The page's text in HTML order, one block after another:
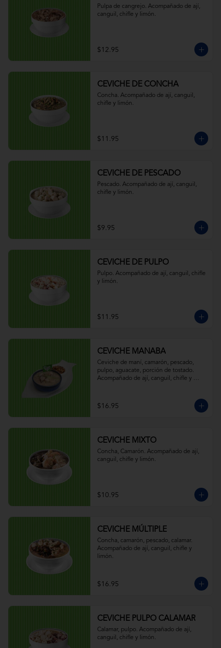
Pulpa de cangrejo. Acompañado de ají,
canguil, chifle y limón.
$12.95
CEVICHE DE CONCHA
Concha. Acompañado de ají, canguil,
chifle y limón.
$11.95
CEVICHE DE PESCADO
Pescado. Acompañado de ají, canguil,
chifle y limón.
$9.95
CEVICHE DE PULPO
Pulpo. Acompañado de ají, canguil, chifle
y limón.
$11.95
CEVICHE MANABA
Ceviche de maní, camarón, pescado,
pulpo, aguacate, porción de tostado.
Acompañado de ají, canguil, chifle y
$16.95
CEVICHE MIXTO
Concha, Camarón. Acompañado de ají,
canguil, chifle y limón.
$10.95
CEVICHE MÚLTIPLE
Concha, camarón, pescado, calamar.
Acompañado de ají, canguil, chifle y
limón.
$16.95
CEVICHE PULPO CALAMAR
Calamar, pulpo. Acompañado de ají,
canguil, chifle y limón.